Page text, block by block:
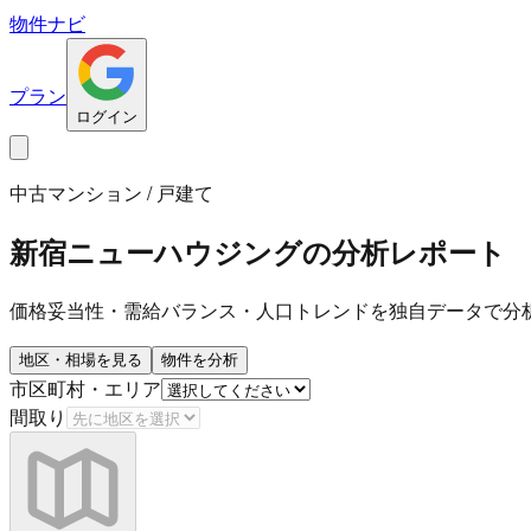
物件ナビ
プラン
ログイン
中古マンション / 戸建て
新宿ニューハウジングの分析レポート
価格妥当性・需給バランス・人口トレンドを独自データで分
地区・相場を見る 物件を分析
市区町村・エリア
間取り